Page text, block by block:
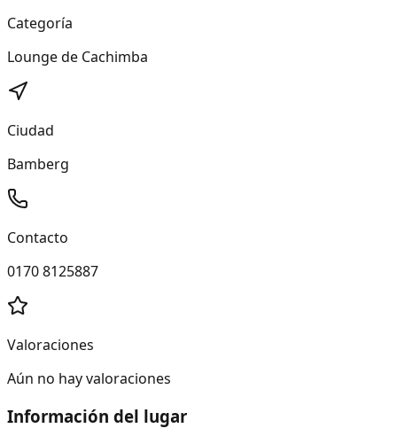
Categoría
Lounge de Cachimba
Ciudad
Bamberg
Contacto
0170 8125887
Valoraciones
Aún no hay valoraciones
Información del lugar